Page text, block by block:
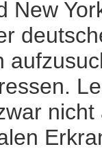
New